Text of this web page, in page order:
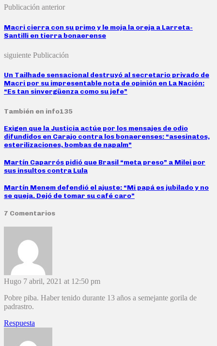
Publicación anterior
Macri cierra con su primo y le moja la oreja a Larreta-
Santilli en tierra bonaerense
siguiente Publicación
Un Tailhade sensacional destruyó al secretario privado de
Macri por su impresentable nota de opinión en La Nación:
“Es tan sinvergüenza como su jefe”
También en info135
Exigen que la Justicia actúe por los mensajes de odio
difundidos en Carajo contra los bonaerenses: “asesinatos,
esterilizaciones, bombas de napalm”
Martín Caparrós pidió que Brasil “meta preso” a Milei por
sus insultos contra Lula
Martín Menem defendió el ajuste: “Mi papá es jubilado y no
se queja. Dejó de tomar su café caro”
7 Comentarios
Hugo 7 abril, 2021 at 12:50 pm
Pobre piba. Haber tenido durante 13 años a semejante gorila de
padrastro.
Respuesta